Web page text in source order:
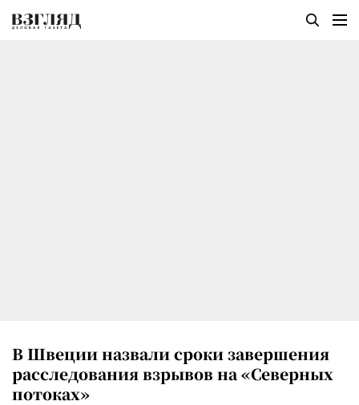
В Швеции назвали сроки завершения
расследования взрывов на «Северных
потоках»